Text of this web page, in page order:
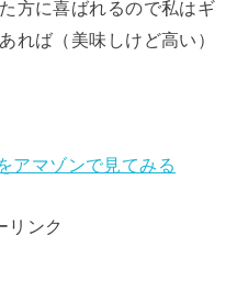
方に喜ばれるので私はギ
れば（美味しけど高い）
アマゾンで見てみる
リンク